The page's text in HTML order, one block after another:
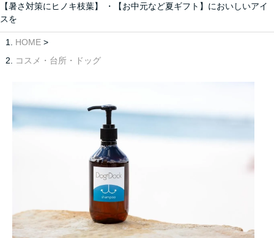
【暑さ対策にヒノキ枝葉】 ・【お中元など夏ギフト】においしいアイ
スを
HOME >
コスメ・台所・ドッグ